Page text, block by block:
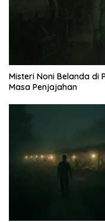
Misteri Noni Belanda di
Masa Penjajahan